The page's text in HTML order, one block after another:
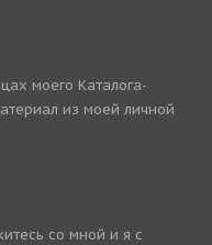
моего Каталога-
из моей личной
со мной и я с